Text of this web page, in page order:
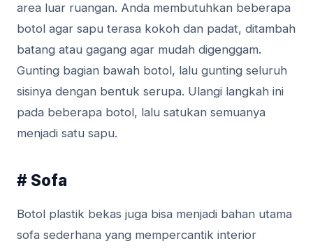
area luar ruangan. Anda membutuhkan beberapa
botol agar sapu terasa kokoh dan padat, ditambah
batang atau gagang agar mudah digenggam.
Gunting bagian bawah botol, lalu gunting seluruh
sisinya dengan bentuk serupa. Ulangi langkah ini
pada beberapa botol, lalu satukan semuanya
menjadi satu sapu.
# Sofa
Botol plastik bekas juga bisa menjadi bahan utama
sofa sederhana yang mempercantik interior